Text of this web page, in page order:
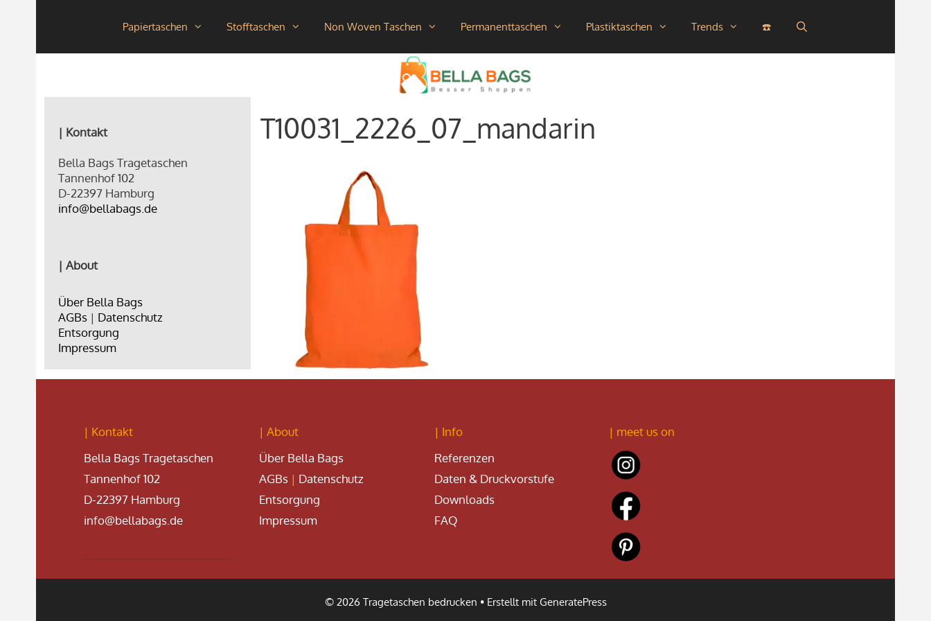
Papiertaschen Stofftaschen Non Woven Taschen Permanenttaschen Plastiktaschen Trends ☎️
T10031_2226_07_mandarin
| Kontakt
Bella Bags Tragetaschen
Tannenhof 102
D-22397 Hamburg
info@bellabags.de
| About
Über Bella Bags
AGBs | Datenschutz
Entsorgung
Impressum
| Kontakt
Bella Bags Tragetaschen
Tannenhof 102
D-22397 Hamburg
info@bellabags.de
| About
Über Bella Bags
AGBs| Datenschutz
Entsorgung
Impressum
| Info
Referenzen
Daten & Druckvorstufe
Downloads
FAQ
| meet us on
© 2026 Tragetaschen bedrucken • Erstellt mit GeneratePress